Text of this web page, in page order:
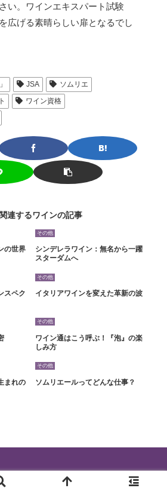
い。ワインエキスパート試験
広げる素晴らしい扉となるでし
JSA
ソムリエ
ワイン資格
関連するワインの記事
の世界
その他
シンデレラワイン：無名から一躍
スターダムへ
スペク
その他
イタリアワインを変えた革新の波
その他
ワイン通はこう呼ぶ！『泡』の楽
しみ方
まれの
その他
ソムリエールってどんな仕事？
インを最高に楽しむ知識.